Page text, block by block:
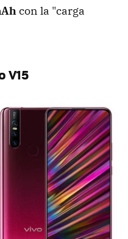
con la "carga
V15